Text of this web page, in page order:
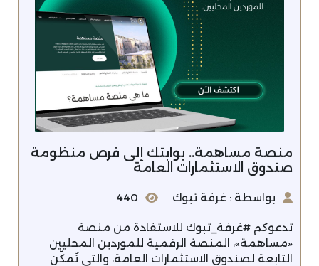
منصة مساهمة.. بوابتك إلى فرص منظومة
صندوق الاستثمارات العامة
بواسطة : غرفة تبوك 440
تدعوكم #غرفة_تبوك للاستفادة من منصة
«مساهمة»، المنصة الرقمية للموردين المحليين
التابعة لصندوق الاستثمارات العامة، والتي تُمكّن